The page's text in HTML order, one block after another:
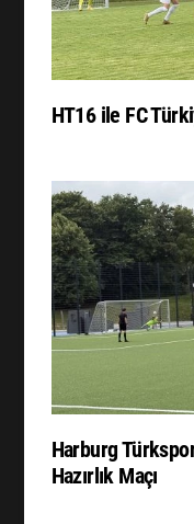
HT16 ile FC
Harburg
Hazırlık Maçı